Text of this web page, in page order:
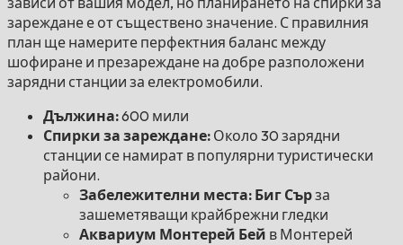
зареждане е от съществено значение. С правилния
план ще намерите перфектния баланс между
шофиране и презареждане на добре разположени
зарядни станции за електромобили.
Дължина:600 мили
Спирки за зареждане: Около 30 зарядни
станции се намират в популярни туристически
райони.
Забележителни места: Биг Сърза
зашеметяващи крайбрежни гледки
Аквариум Монтерей Бей в Монтерей